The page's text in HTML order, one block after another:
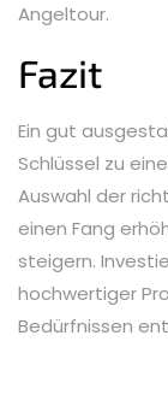
Angeltour.
Fazit
Ein gut
Schlüssel zu
Auswahl der
einen Fang
steigern.
hochwertiger
Bedürfnissen